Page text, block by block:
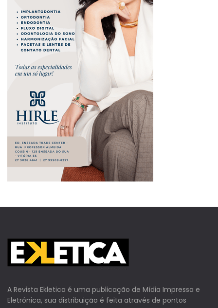
A Revista Ekletica é uma publicação de Mídia Impressa e
Eletrônica, sua distribuição é feita através de pontos